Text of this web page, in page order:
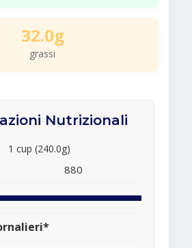
32.0g
grassi
Nutrizionali
1 cup (240.0g)
880